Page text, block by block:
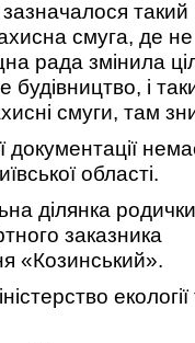
зазначалося
смуга, де
рада змінила
будівництво, і
смуги, там
документації
області.
ділянка
заказника
«Козинський».